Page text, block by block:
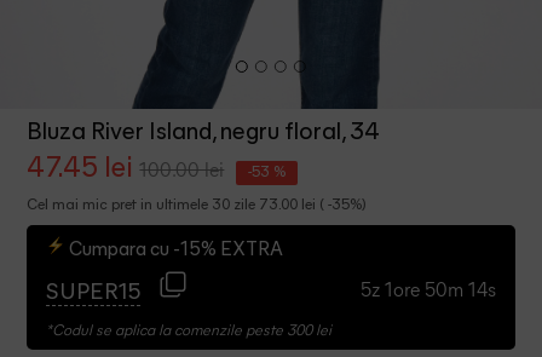
Bluza River Island, negru floral, 34
47.45 lei 100.00 lei -53 %
Cel mai mic pret in ultimele 30 zile 73.00 lei ( -35%)
Cumpara cu -15% EXTRA
SUPER15 5z 1ore 50m 13s
*Codul se aplica la comenzile peste 300 lei